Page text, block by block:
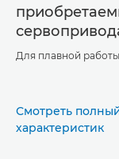
Для плавной
Смотреть
характеристик